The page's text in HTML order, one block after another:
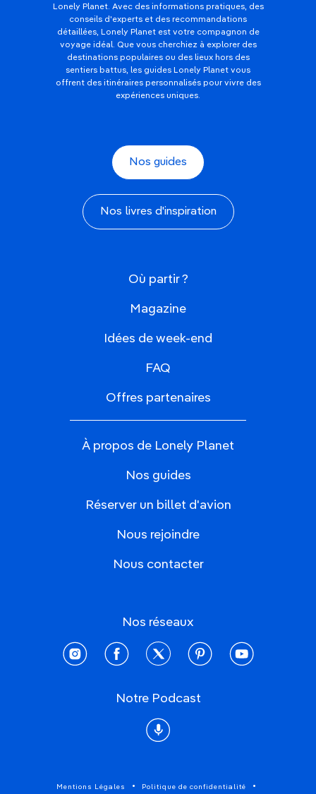
Lonely Planet. Avec des informations pratiques, des
conseils d'experts et des recommandations
détaillées, Lonely Planet est votre compagnon de
voyage idéal. Que vous cherchiez à explorer des
destinations populaires ou des lieux hors des
sentiers battus, les guides Lonely Planet vous
offrent des itinéraires personnalisés pour vivre des
expériences uniques.
Nos guides
Nos livres d'inspiration
Où partir ?
Magazine
Idées de week-end
FAQ
Offres partenaires
À propos de Lonely Planet
Nos guides
Réserver un billet d'avion
Nous rejoindre
Nous contacter
Nos réseaux
instagramfacebooktwitter pinterestyoutube
Notre Podcast
Podcast
Mentions Légales Politique de confidentialité